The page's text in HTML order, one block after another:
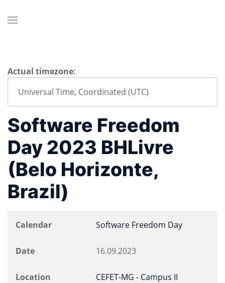
Actual timezone:
Software Freedom
Day 2023 BHLivre
(Belo Horizonte,
Brazil)
Calendar Software Freedom Day
Date 16.09.2023
Location CEFET-MG - Campus II